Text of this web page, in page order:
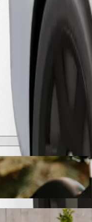
électrique
à trottinette ou à vélo
de Kościół